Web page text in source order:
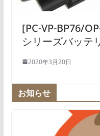
[PC-VP-BP76/
シリーズバッテ
2020年3月20日
お知らせ